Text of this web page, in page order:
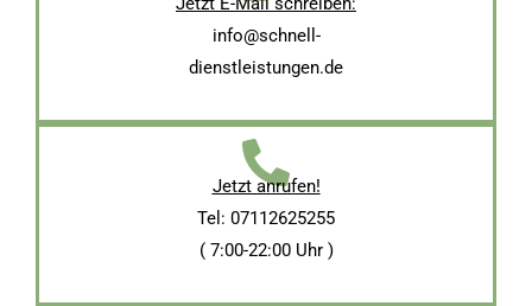
info@schnell-
dienstleistungen.de
Jetzt anrufen!
Tel: 07112625255
( 7:00-22:00 Uhr )